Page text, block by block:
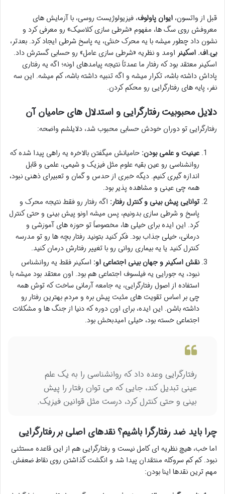
قبل از واتسون، ایوان پاولوف، فیزیولوژیست روسی، با آزمایش های
معروفش روی سگ ها، مفهوم «شرطی سازی کلاسیک» رو معرفی کرد و
نشون داد چطور میشه با یه محرک خنثی، یه پاسخ شرطی ایجاد کرد. بعدتر،
بی.اف. اسکینر اومد و نظریه «شرطی سازی عامل» رو حسابی گسترش داد.
اسکینر معتقد بود که رفتار ما عمدتاً نتیجه پیامدهای اونه؛ اگه یه رفتاری
پاداش داشته باشه، تکرار میشه و اگه تنبیه داشته باشه، کم میشه. این سه
نفر، پایه های رفتارگرایی رو محکم کردن.
دلایل محبوبیت رفتارگرایی و استدلال های حامیان آن
رفتارگرایی تو دوران خودش حسابی محبوب شد، دلایلشم واضحه:
عینیت و علمی بودن: حامیانش میگفتن بالاخره یه راهی پیدا شده که
روانشناسی رو عین بقیه علوم مثل فیزیک و شیمی، علمی و قابل
اندازه گیری کنیم. دیگه خبری از حدس و گمان و تعبیرای ذهنی نبود،
همه چی عینی و مشاهده پذیر بود.
توانایی پیش بینی و کنترل رفتار: اگه رفتار رو فقط نتیجه محرک و
پاسخ و شرطی سازی بدونیم، پس میشه اونو پیش بینی و حتی کنترل
کرد. این ایده برای خیلی ها، مخصوصاً تو حوزه های آموزشی و
درمانی، خیلی جذاب بود. فکر کنید بتونید رفتار بچه ها رو تو مدرسه
کنترل کنید یا یه بیماری روانی رو با تغییر رفتارش درمان کنید.
نقش اسکینر و جهان بینی اجتماعی او: اسکینر فقط یه روانشناس
نبود، یه جورایی یه فیلسوف اجتماعی هم بود. اون معتقد بود میشه با
استفاده از اصول رفتارگرایی، یه جامعه آرمانی ساخت که توش همه
چی بر اساس تقویت های مثبت پیش بره و مردم بهترین رفتار رو
داشته باشن. این ایده، برای اون دوره که دنیا از جنگ ها و مشکلات
اجتماعی خسته بود، خیلی امیدبخش بود.
رفتارگرایی وعده داد که روانشناسی را به یک علم
عینی تبدیل کند، جایی که می توان رفتار را پیش
بینی و حتی کنترل کرد، درست مثل قوانین فیزیک.
چرا باید ضد رفتارگرا باشیم؟ نقدهای اصلی بر رفتارگرایی
اما خب، هیچ نظریه ای کامل نیست و رفتارگرایی هم از این قاعده مستثنی
نبود. کم کم سروکله منتقدان پیدا شد و انگشت گذاشتن روی نقاط ضعفش.
مهم ترین نقدها اینا بودن: